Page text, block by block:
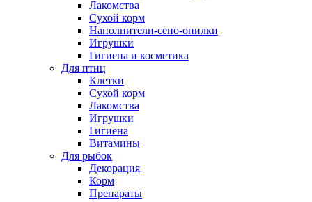
Лакомства
Сухой корм
Наполнители-сено-опилки
Игрушки
Гигиена и косметика
Для птиц
Клетки
Сухой корм
Лакомства
Игрушки
Гигиена
Витамины
Для рыбок
Декорация
Корм
Препараты